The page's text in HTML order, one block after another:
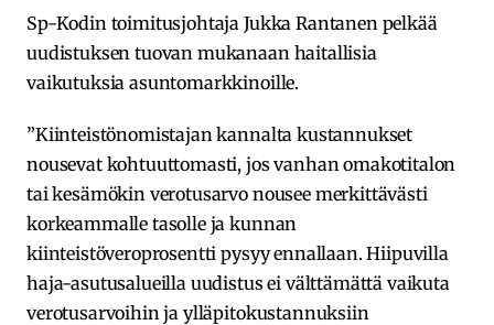
Sp-Kodin toimitusjohtaja Jukka Rantanen pelkää
uudistuksen tuovan mukanaan haitallisia
vaikutuksia asuntomarkkinoille.
”Kiinteistönomistajan kannalta kustannukset
nousevat kohtuuttomasti, jos vanhan omakotitalon
tai kesämökin verotusarvo nousee merkittävästi
korkeammalle tasolle ja kunnan
kiinteistöveroprosentti pysyy ennallaan. Hiipuvilla
haja-asutusalueilla uudistus ei välttämättä vaikuta
verotusarvoihin ja ylläpitokustannuksiin